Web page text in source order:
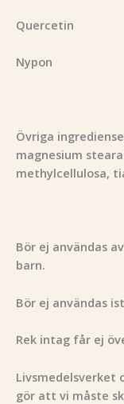
Övriga
magnesium
methylcellulosa,
Bör ej användas
barn.
Bör ej användas
Rek intag får ej
Livsmedelsverket
gör att vi måste